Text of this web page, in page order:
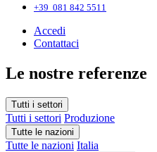
+39 081 842 5511
Accedi
Contattaci
Le nostre referenze
Tutti i settori
Tutti i settori Produzione
Tutte le nazioni
Tutte le nazioni Italia